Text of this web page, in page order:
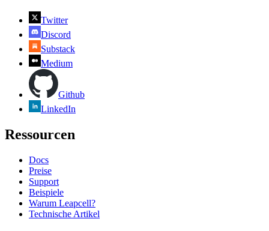
Twitter
Discord
Substack
Medium
Github
LinkedIn
Ressourcen
Docs
Preise
Support
Beispiele
Warum Leapcell?
Technische Artikel